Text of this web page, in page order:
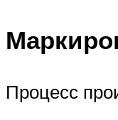
Процесс